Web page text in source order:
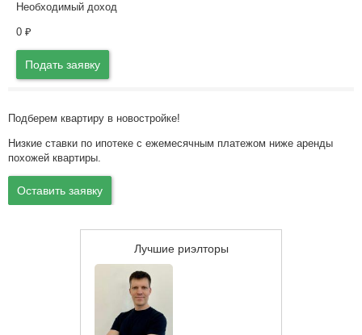
Необходимый доход
0 ₽
Подать заявку
Подберем квартиру в новостройке!
Низкие ставки по ипотеке с ежемесячным платежом ниже аренды
похожей квартиры.
Оставить заявку
Лучшие риэлторы